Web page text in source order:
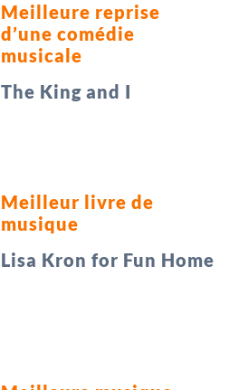
Meilleure reprise
d’une comédie
musicale
The King and I
Meilleur livre de
musique
Lisa Kron for Fun Home